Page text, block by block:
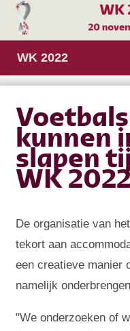
WK 2022
kunnen
slapen
WK
De organisatie van
tekort aan
een creatieve manier
namelijk
"We onderzoeken of